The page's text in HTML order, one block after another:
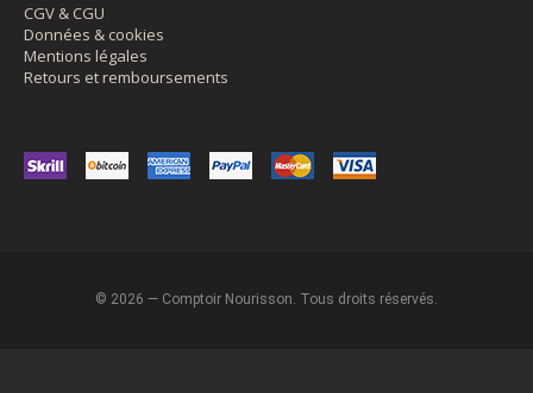
CGV & CGU
Données & cookies
Mentions légales
Retours et remboursements
© 2026 — Comptoir Nourisson. Tous droits réservés.